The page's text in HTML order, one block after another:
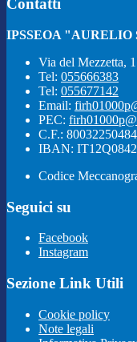
Contatti
IPSSEOA "AURELIO
Via del Mezzetta,
Tel: 055666383
Tel: 055677142
Email:
PEC:
C.F.: 80032250484
IBAN:
Codice
Seguici su
Facebook
Instagram
Sezione Link Utili
Cookie policy
Note legali